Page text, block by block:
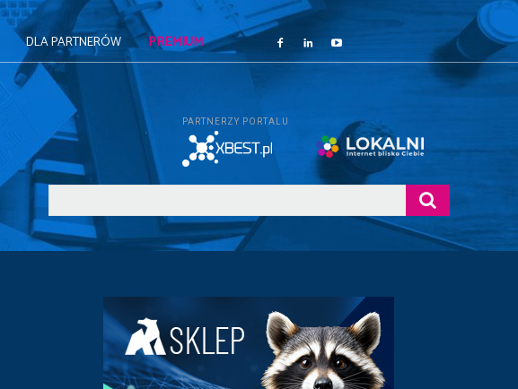
DLA PARTNERÓW PREMIUM
PARTNERZY PORTALU